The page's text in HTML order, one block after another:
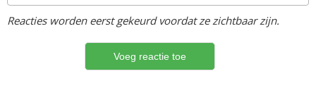
Reacties worden eerst gekeurd voordat ze zichtbaar zijn.